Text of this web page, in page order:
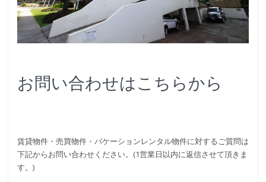
お問い合わせはこちらから
賃貸物件・売買物件・バケーションレンタル物件に対するご質問は
下記からお問い合わせください。(1営業日以内に返信させて頂きま
す。)